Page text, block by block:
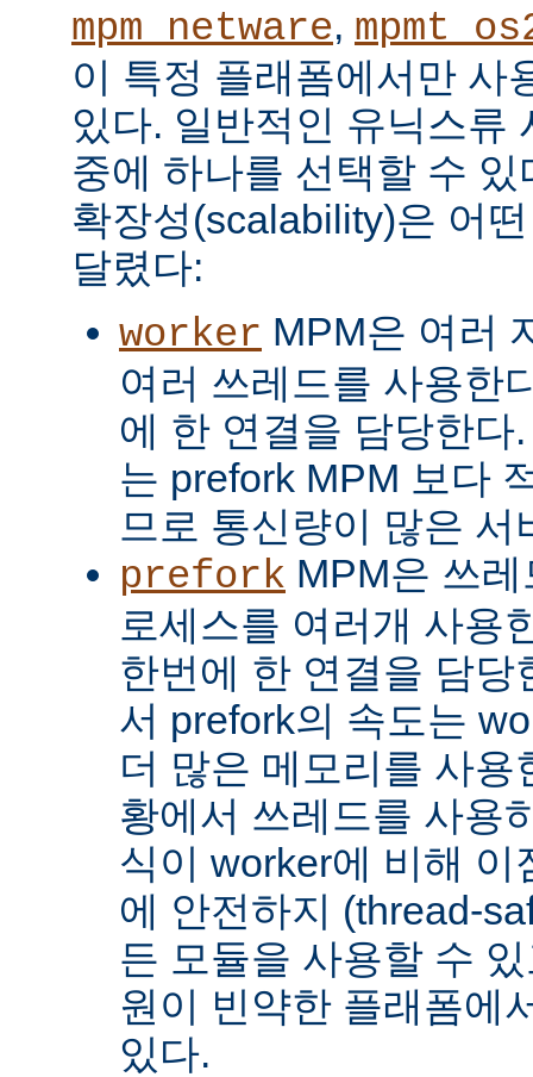
mpm_netware,
이 특정 플래폼에서만 사
있다. 일반적인 유닉스류
중에 하나를 선택할 수
확장성(scalability)은 어
달렸다:
worker MPM은 여러
여러 쓰레드를 사용한
에 한 연결을 담당한다
는 prefork MPM 보다
므로 통신량이 많은 서
prefork MPM은 쓰
로세스를 여러개 사용
한번에 한 연결을 담당
서 prefork의 속도는
더 많은 메모리를 사
황에서 쓰레드를 사용
식이 worker에 비해 이
에 안전하지 (thread-
든 모듈을 사용할 수
원이 빈약한 플래폼에
있다.